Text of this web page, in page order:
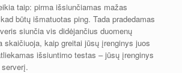
taip: pirma išsiunčiamas mažas
būtų išmatuotas ping. Tada pradedamas
siunčia vis didėjančius duomenų
skaičiuoja, kaip greitai jūsų įrenginys juos
išsiuntimo testas – jūsų įrenginys